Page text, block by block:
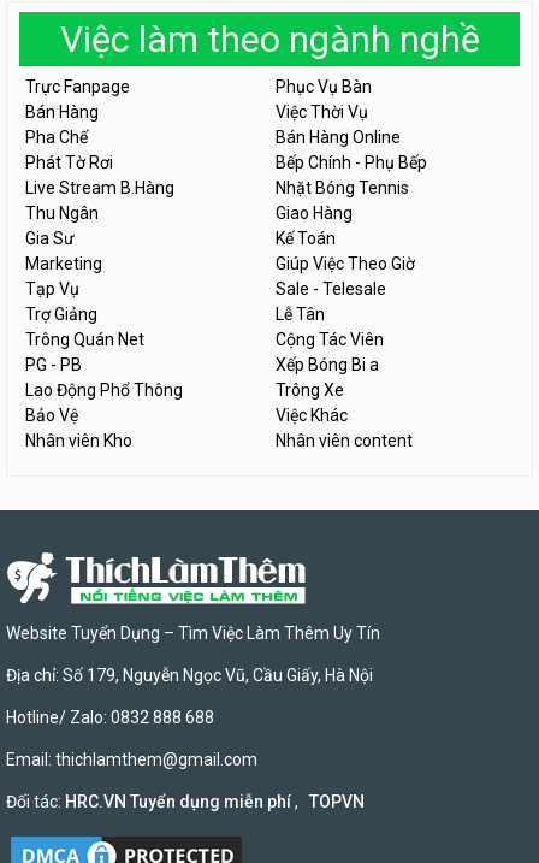
Việc làm theo ngành nghề
Trực Fanpage
Phục Vụ Bàn
Bán Hàng
Việc Thời Vụ
Pha Chế
Bán Hàng Online
Phát Tờ Rơi
Bếp Chính - Phụ Bếp
Live Stream B.Hàng
Nhặt Bóng Tennis
Thu Ngân
Giao Hàng
Gia Sư
Kế Toán
Marketing
Giúp Việc Theo Giờ
Tạp Vụ
Sale - Telesale
Trợ Giảng
Lễ Tân
Trông Quán Net
Cộng Tác Viên
PG - PB
Xếp Bóng Bi a
Lao Động Phổ Thông
Trông Xe
Bảo Vệ
Việc Khác
Nhân viên Kho
Nhân viên content
Website Tuyển Dụng – Tìm Việc Làm Thêm Uy Tín
Địa chỉ: Số 179, Nguyễn Ngọc Vũ, Cầu Giấy, Hà Nội
Hotline/ Zalo: 0832 888 688
Email: thichlamthem@gmail.com
Đối tác: HRC.VN Tuyển dụng miễn phí, TOPVN